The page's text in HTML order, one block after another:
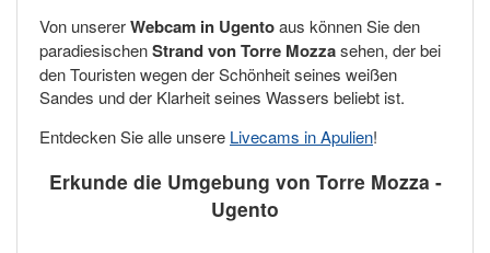
Von unsererWebcam in Ugentoaus können Sie den
paradiesischenStrand von Torre Mozzasehen, der bei
den Touristen wegen der Schönheit seines weißen
Sandes und der Klarheit seines Wassers beliebt ist.
Entdecken Sie alle unsere Livecams in Apulien!
Erkunde die Umgebung von Torre Mozza -
Ugento